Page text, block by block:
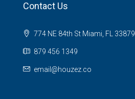
Contact Us
774 NE 84th St Miami, FL 33879
879 456 1349
email@houzez.co